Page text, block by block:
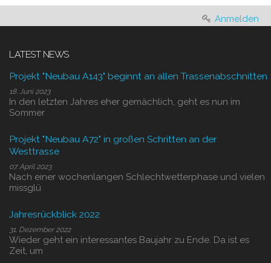
Anmelden
LATEST NEWS
Projekt "Neubau A143" beginnt an allen Trassenabschnitten
18. Juni 2023
In den letzten Jahres eher gemächlich, geht es nun im
Sommer
Projekt "Neubau A72" in großen Schritten an der
Westtrasse
07. April 2023
Nach einer wochenlangen Schlechtwetterphase und vielen
missglü
Jahresrückblick 2022
31. Dezember 2022
Wieder geht ein interessantes Baujahr zu Ende. Da ist es
Zeit, um